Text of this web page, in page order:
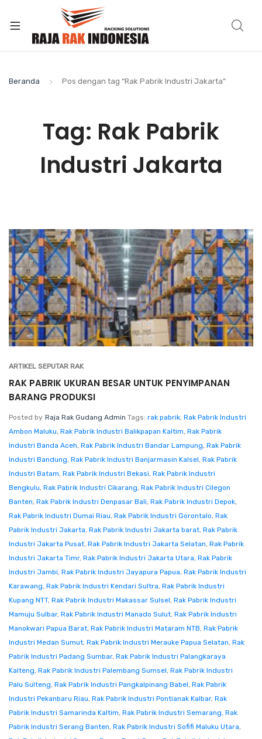
Beranda Pos dengan tag “Rak Pabrik Industri Jakarta”
Tag: Rak Pabrik
Industri Jakarta
ARTIKEL SEPUTAR RAK
RAK PABRIK UKURAN BESAR UNTUK PENYIMPANAN
BARANG PRODUKSI
Posted by Raja Rak Gudang Admin Tags: rak pabrik, Rak Pabrik Industri
Ambon Maluku, Rak Pabrik Industri Balikpapan Kaltim, Rak Pabrik
Industri Banda Aceh, Rak Pabrik Industri Bandar Lampung, Rak Pabrik
Industri Bandung, Rak Pabrik Industri Banjarmasin Kalsel, Rak Pabrik
Industri Batam, Rak Pabrik Industri Bekasi, Rak Pabrik Industri
Bengkulu, Rak Pabrik Industri Cikarang, Rak Pabrik Industri Cilegon
Banten, Rak Pabrik Industri Denpasar Bali, Rak Pabrik Industri Depok,
Rak Pabrik Industri Dumai Riau, Rak Pabrik Industri Gorontalo, Rak
Pabrik Industri Jakarta, Rak Pabrik Industri Jakarta barat, Rak Pabrik
Industri Jakarta Pusat, Rak Pabrik Industri Jakarta Selatan, Rak Pabrik
Industri Jakarta Timr, Rak Pabrik Industri Jakarta Utara, Rak Pabrik
Industri Jambi, Rak Pabrik Industri Jayapura Papua, Rak Pabrik Industri
Karawang, Rak Pabrik Industri Kendari Sultra, Rak Pabrik Industri
Kupang NTT, Rak Pabrik Industri Makassar Sulsel, Rak Pabrik Industri
Mamuju Sulbar, Rak Pabrik Industri Manado Sulut, Rak Pabrik Industri
Manokwari Papua Barat, Rak Pabrik Industri Mataram NTB, Rak Pabrik
Industri Medan Sumut, Rak Pabrik Industri Merauke Papua Selatan, Rak
Pabrik Industri Padang Sumbar, Rak Pabrik Industri Palangkaraya
Kalteng, Rak Pabrik Industri Palembang Sumsel, Rak Pabrik Industri
Palu Sulteng, Rak Pabrik Industri Pangkalpinang Babel, Rak Pabrik
Industri Pekanbaru Riau, Rak Pabrik Industri Pontianak Kalbar, Rak
Pabrik Industri Samarinda Kaltim, Rak Pabrik Industri Semarang, Rak
Pabrik Industri Serang Banten, Rak Pabrik Industri Sofifi Maluku Utara,